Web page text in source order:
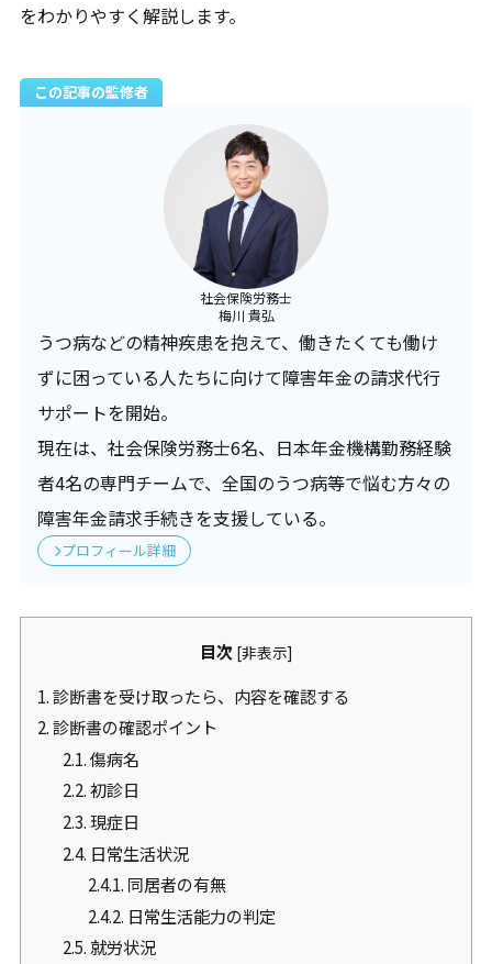
をわかりやすく解説します。
この記事の監修者
社会保険労務士
梅川 貴弘
うつ病などの精神疾患を抱えて、働きたくても働け
ずに困っている人たちに向けて障害年金の請求代行
サポートを開始。
現在は、社会保険労務士6名、日本年金機構勤務経験
者4名の専門チームで、全国のうつ病等で悩む方々の
障害年金請求手続きを支援している。
プロフィール詳細
目次 [非表示]
1.診断書を受け取ったら、内容を確認する
2.診断書の確認ポイント
2.1.傷病名
2.2.初診日
2.3.現症日
2.4. 日常生活状況
2.4.1. 同居者の有無
2.4.2. 日常生活能力の判定
2.5.就労状況
エリア一覧を見る